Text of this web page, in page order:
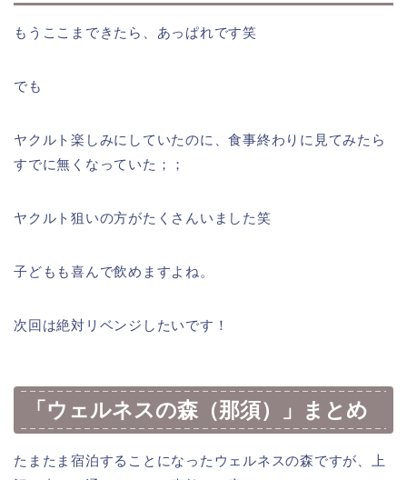
もうここまできたら、あっぱれです笑
でも
ヤクルト楽しみにしていたのに、食事終わりに見てみたら
すでに無くなっていた；；
ヤクルト狙いの方がたくさんいました笑
子どもも喜んで飲めますよね。
次回は絶対リベンジしたいです！
「ウェルネスの森（那須）」まとめ
たまたま宿泊することになったウェルネスの森ですが、上